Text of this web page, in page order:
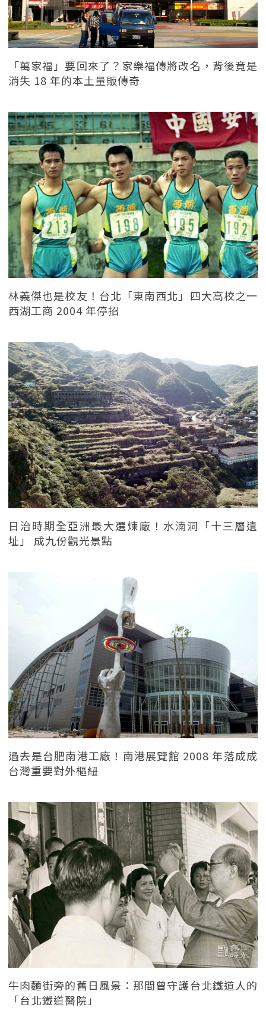
「萬家福」要回來了？家樂福傳將改名，背後竟是
消失 18 年的本土量販傳奇
林義傑也是校友！台北「東南西北」四大高校之一
西湖工商 2004 年停招
日治時期全亞洲最大選煉廠！水湳洞「十三層遺
址」 成九份觀光景點
過去是台肥南港工廠！南港展覽館 2008 年落成成
台灣重要對外樞紐
牛肉麵街旁的舊日風景：那間曾守護台北鐵道人的
「台北鐵道醫院」